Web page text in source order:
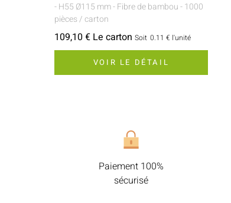
- H55 Ø115 mm- Fibre de bambou- 1000
pièces / carton
109,10 € Le carton Soit 0.11 € l'unité
VOIR LE DÉTAIL
Paiement 100%
sécurisé